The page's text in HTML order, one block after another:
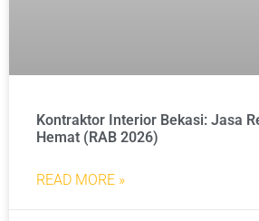
Kontraktor Interior Bekasi: Jasa
Hemat (RAB 2026)
READ MORE »